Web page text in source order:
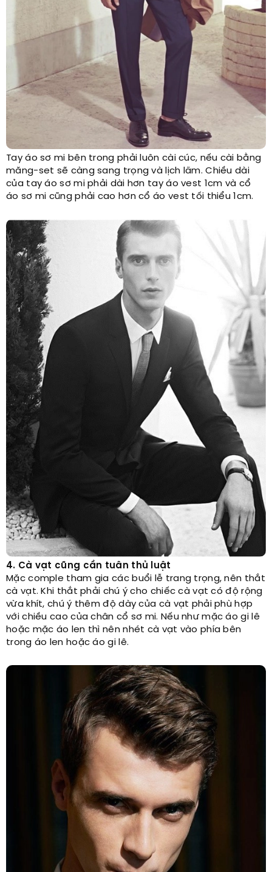
Tay áo sơ mi bên trong phải luôn cài cúc, nếu cài bằng
măng-set sẽ càng sang trọng và lịch lãm. Chiều dài
của tay áo sơ mi phải dài hơn tay áo vest 1cm và cổ
áo sơ mi cũng phải cao hơn cổ áo vest tối thiểu 1cm.
4. Cà vạt cũng cần tuân thủ luật
Mặc comple tham gia các buổi lễ trang trọng, nên thắt
cà vạt. Khi thắt phải chú ý cho chiếc cà vạt có độ rộng
vừa khít, chú ý thêm độ dày của cà vạt phải phù hợp
với chiều cao của chân cổ sơ mi. Nếu như mặc áo gi lê
hoặc mặc áo len thì nên nhét cà vạt vào phía bên
trong áo len hoặc áo gi lê.